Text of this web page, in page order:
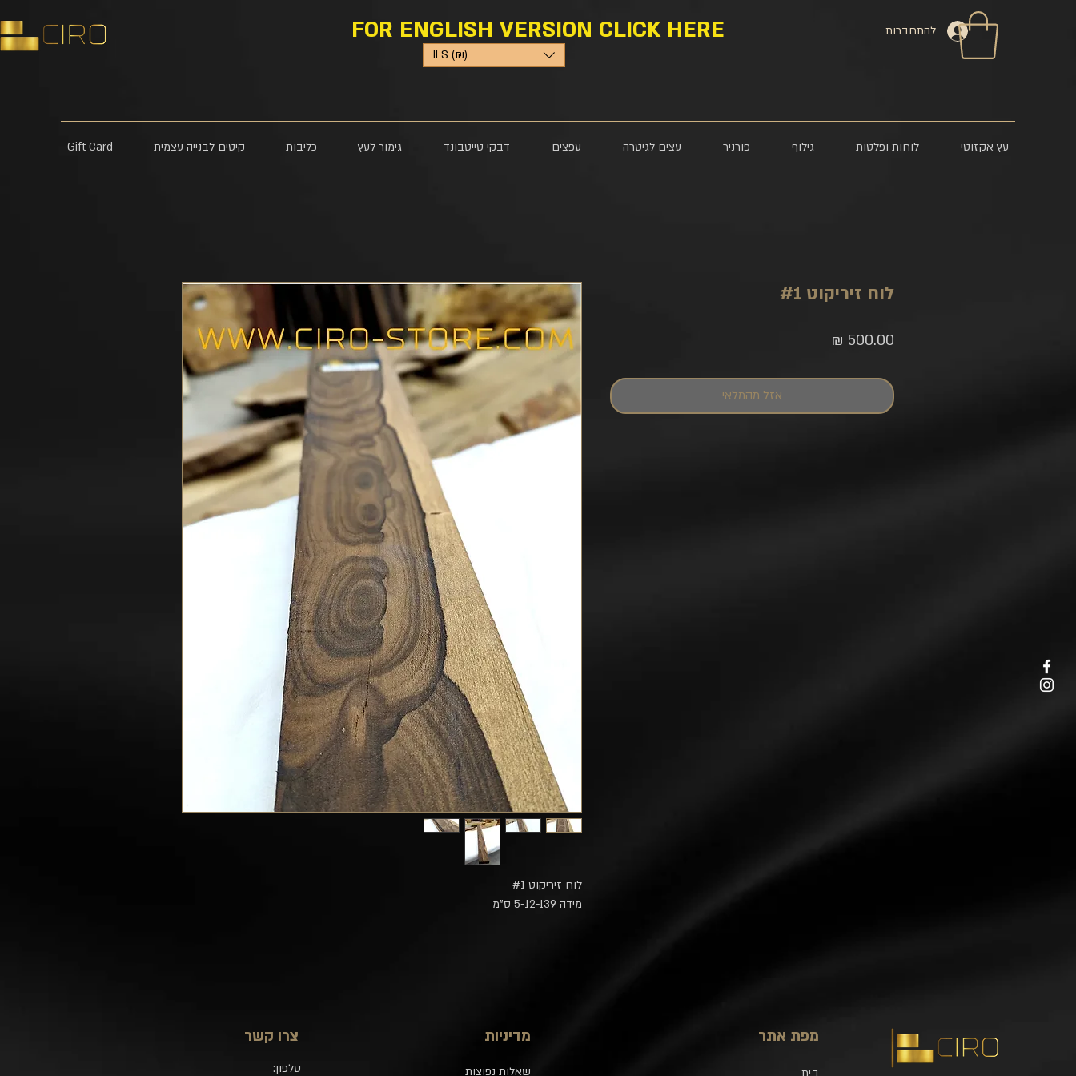
FOR ENGLISH VERSION CLICK HERE
ILS (₪)
להתחברות
עץ אקזוטי לוחות ופלטות גילוף פורניר עצים לגיטרה עפצים דבקי טייטבונד גימור לעץ כליבות קיטים לבנייה עצמית Gift Card
לוח זיריקוט #1
מידה 5-12-139 ס"מ
לוח זיריקוט #1
אזל מהמלאי
צרו קשר
טלפון:
מדיניות
שאלות נפוצות
מפת אתר
בית